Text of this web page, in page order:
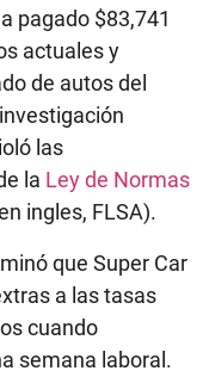
pagado $83,741
actuales y
de autos del
las
la Ley de Normas
ingles, FLSA).
que Super Car
a las tasas
cuando
semana laboral.